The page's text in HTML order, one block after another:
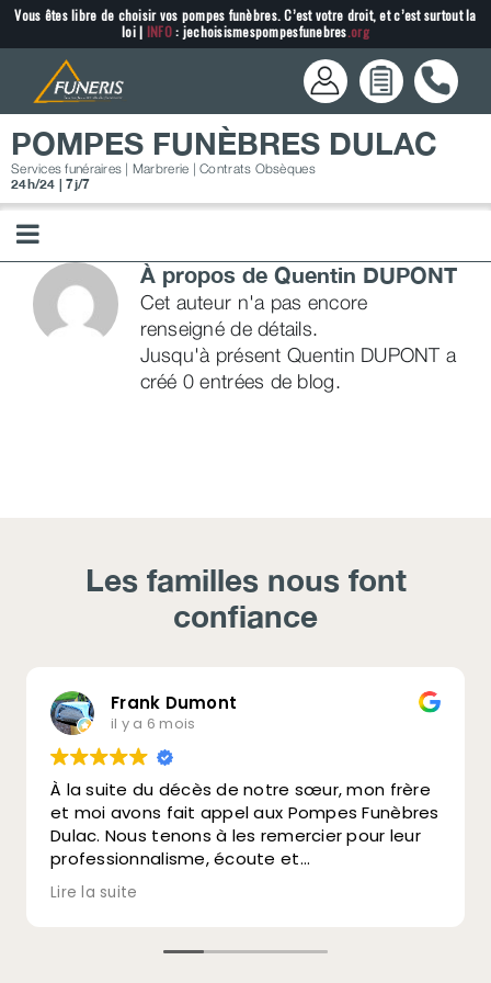
Passer
contenu
Vous êtes libre de choisir vos pompes funèbres. C’est votre droit, et c’est surtout la
loi | INFO: jechoisismespompesfunebres.org
POMPES FUNÈBRES DULAC
Services funéraires | Marbrerie | Contrats Obsèques
24h/24 | 7j/7
À propos de Quentin DUPONT
Cet auteur n'a pas encore
renseigné de détails.
Jusqu'à présent Quentin DUPONT a
créé 0 entrées de blog.
Les familles nous font
confiance
Frank Dumont
il y a 6 mois
À la suite du décès de notre sœur, mon frère
et moi avons fait appel aux Pompes Funèbres
Dulac. Nous tenons à les remercier pour leur
professionnalisme, écoute et
accompagnement.
Leurs conseils clairs et aide précieuse dans
dans ce moment difficile.
Lire la suite